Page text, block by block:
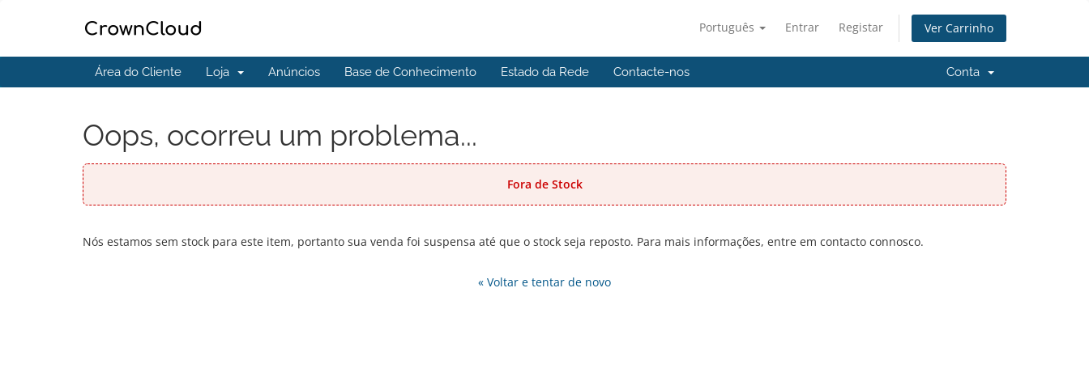
Português Entrar Registar Ver Carrinho
Área do Cliente Loja Anúncios Base de Conhecimento Estado da Rede Contacte-nos Conta
Oops, ocorreu um problema...
Fora de Stock
Nós estamos sem stock para este item, portanto sua venda foi suspensa até que o stock seja reposto. Para mais informações, entre em contacto connosco.
« Voltar e tentar de novo